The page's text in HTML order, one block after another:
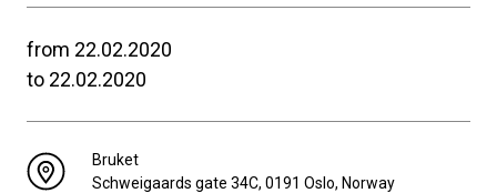
from 22.02.2020
to 22.02.2020
Bruket
Schweigaards gate 34C, 0191 Oslo, Norway